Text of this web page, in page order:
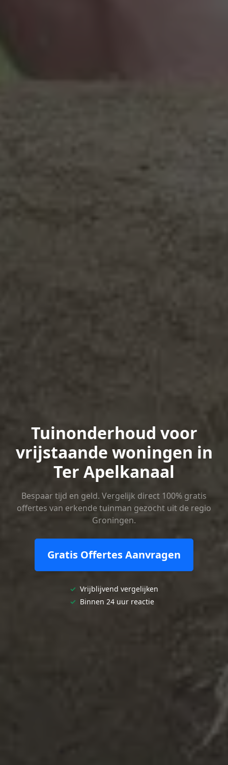
Tuinonderhoud voor
vrijstaande woningen in
Ter Apelkanaal
Bespaar tijd en geld. Vergelijk direct 100% gratis
offertes van erkende tuinman gezocht uit de regio
Groningen.
Gratis Offertes Aanvragen
✓ Vrijblijvend vergelijken
✓ Binnen 24 uur reactie